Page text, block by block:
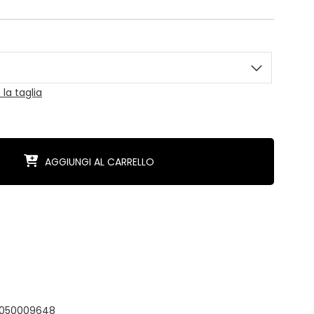
la taglia
AGGIUNGI AL CARRELLO